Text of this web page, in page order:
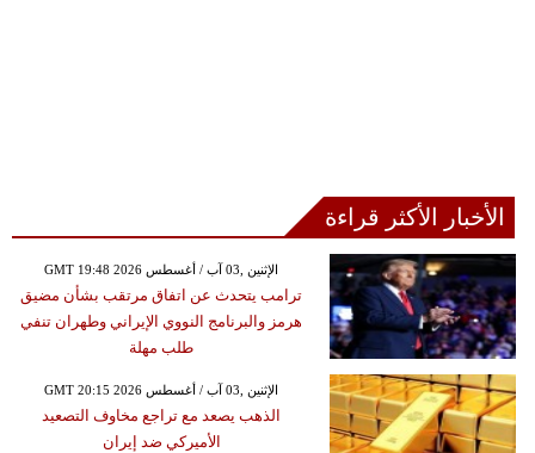
الأخبار الأكثر قراءة
GMT 19:48 2026 الإثنين ,03 آب / أغسطس
ترامب يتحدث عن اتفاق مرتقب بشأن مضيق
هرمز والبرنامج النووي الإيراني وطهران تنفي
طلب مهلة
GMT 20:15 2026 الإثنين ,03 آب / أغسطس
الذهب يصعد مع تراجع مخاوف التصعيد
الأميركي ضد إيران